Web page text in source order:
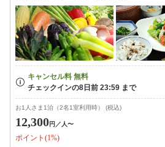
お1人さま1泊（2名1室利用時） (税込)
12,300円 ／人〜
ポイント(1%)